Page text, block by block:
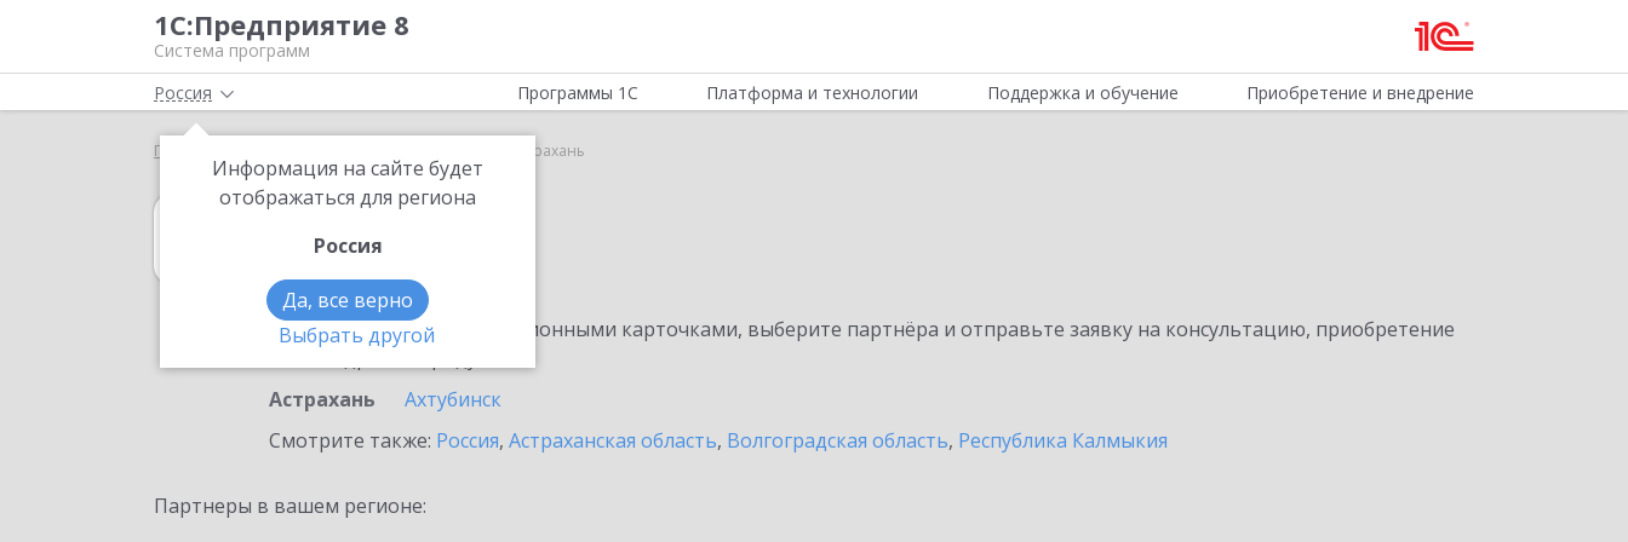
1С:Предприятие 8
Система программ
Россия
Информация на сайте будет
отображаться для региона
Россия
Да, все верно
Выбрать другой
Программы 1С Платформа и технологии Поддержка и обучение Приобретение и внедрение
Главная Астрахань
1С:MDM КОРП
в Астрахани
Ознакомьтесь с информационными карточками, выберите партнёра и отправьте заявку на консультацию, приобретение
Астрахань
Ахтубинск
Смотрите также: Россия, Астраханская область, Волгоградская область, Республика Калмыкия
Партнеры в вашем регионе: